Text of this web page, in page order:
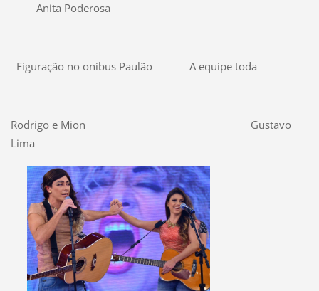
Anita Poderosa
Figuração no onibus Paulão A equipe toda
Rodrigo e Mion Gustavo
Lima